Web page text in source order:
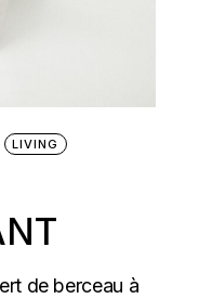
LIVING
de berceau à